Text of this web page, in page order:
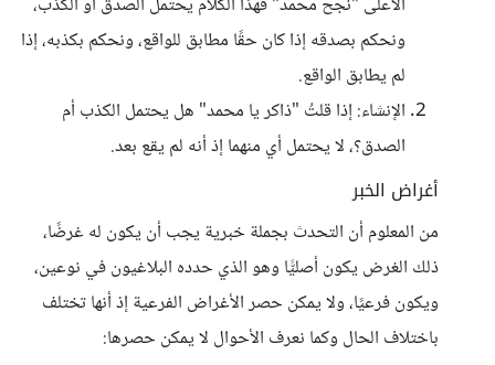
ونحكم بصدقه إذا كان حقًا مطابق للواقع، ونحكم بكذبه، إذا
لم يطابق الواقع.
الإنشاء: إذا قلتُ "ذاكر يا محمد" هل يحتمل الكذب أم
الصدق؟، لا يحتمل أي منهما إذ أنه لم يقع بعد.
أغراض الخبر
من المعلوم أن التحدث بجملة خبرية يجب أن يكون له غرضًا،
ذلك الغرض يكون أصليًّا وهو الذي حدده البلاغيون في نوعين،
ويكون فرعيًا، ولا يمكن حصر الأغراض الفرعية إذ أنها تختلف
باختلاف الحال وكما نعرف الأحوال لا يمكن حصرها: